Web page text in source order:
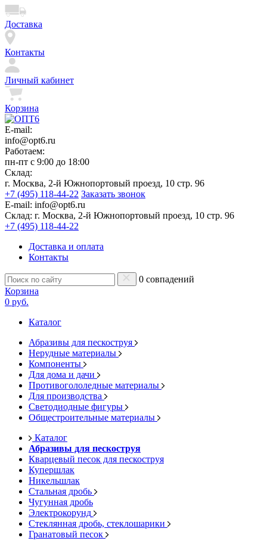
Доставка
Контакты
Личный кабинет
Корзина
E-mail:
info@opt6.ru
Работаем:
пн-пт с 9:00 до 18:00
Склад:
г. Москва, 2-й Южнопортовый проезд, 10 стр. 96
+7 (495) 118-44-22 Заказать звонок
E-mail: info@opt6.ru
Склад: г. Москва, 2-й Южнопортовый проезд, 10 стр. 96
+7 (495) 118-44-22
Доставка и оплата
Контакты
0 совпадений
Корзина
0 руб.
Каталог
Абразивы для пескоструя
Нерудные материалы
Компоненты
Для дома и дачи
Противогололедные материалы
Для производства
Светодиодные фигуры
Общестроительные материалы
Каталог
Абразивы для пескоструя
Кварцевый песок для пескоструя
Купершлак
Никельшлак
Стальная дробь
Чугунная дробь
Электрокорунд
Стеклянная дробь, стеклошарики
Гранатовый песок